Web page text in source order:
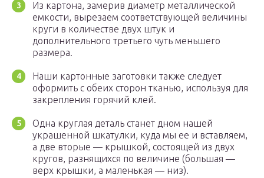
Из картона, замерив диаметр металлической
емкости, вырезаем соответствующей величины
круги в количестве двух штук и
дополнительного третьего чуть меньшего
размера.
Наши картонные заготовки также следует
оформить с обеих сторон тканью, используя для
закрепления горячий клей.
Одна круглая деталь станет дном нашей
украшенной шкатулки, куда мы ее и вставляем,
а две вторые — крышкой, состоящей из двух
кругов, разнящихся по величине (большая —
верх крышки, а маленькая — низ).